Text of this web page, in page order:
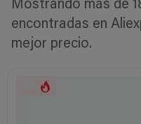
Mostrando más de
encontradas en
mejor precio.